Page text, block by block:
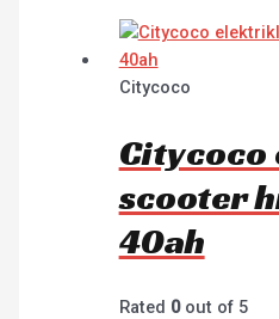
Citycoco
scooter
40ah
Rated 0out of 5